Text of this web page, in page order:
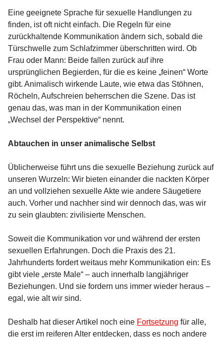
Eine geeignete Sprache für sexuelle Handlungen zu
finden, ist oft nicht einfach. Die Regeln für eine
zurückhaltende Kommunikation ändern sich, sobald die
Türschwelle zum Schlafzimmer überschritten wird. Ob
Frau oder Mann: Beide fallen zurück auf ihre
ursprünglichen Begierden, für die es keine „feinen“ Worte
gibt. Animalisch wirkende Laute, wie etwa das Stöhnen,
Röcheln, Aufschreien beherrschen die Szene. Das ist
genau das, was man in der Kommunikation einen
„Wechsel der Perspektive“ nennt.
Abtauchen in unser animalische Selbst
Üblicherweise führt uns die sexuelle Beziehung zurück auf
unseren Wurzeln: Wir bieten einander die nackten Körper
an und vollziehen sexuelle Akte wie andere Säugetiere
auch. Vorher und nachher sind wir dennoch das, was wir
zu sein glaubten: zivilisierte Menschen.
Soweit die Kommunikation vor und während der ersten
sexuellen Erfahrungen. Doch die Praxis des 21.
Jahrhunderts fordert weitaus mehr Kommunikation ein: Es
gibt viele „erste Male“ – auch innerhalb langjähriger
Beziehungen. Und sie fordern uns immer wieder heraus –
egal, wie alt wir sind.
Deshalb hat dieser Artikel noch eine Fortsetzung für alle,
die erst im reiferen Alter entdecken, dass es noch andere